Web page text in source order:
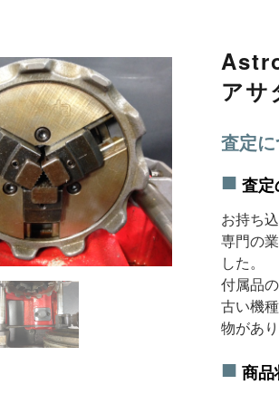
アサ
査定
査定
お持ち
専門の
した。
付属品
古い機
物があ
商